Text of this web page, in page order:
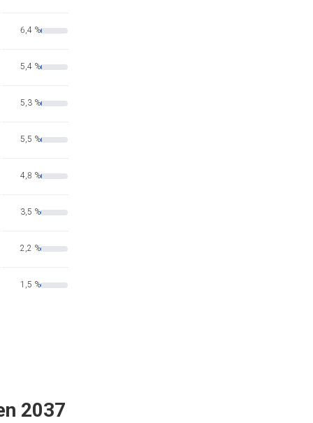
6,4 %
5,4 %
5,3 %
5,5 %
4,8 %
3,5 %
2,2 %
1,5 %
2037